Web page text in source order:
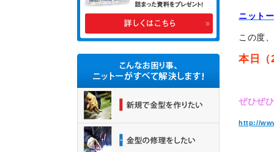
ニットー
この度
本日（
ぜひぜ
http://